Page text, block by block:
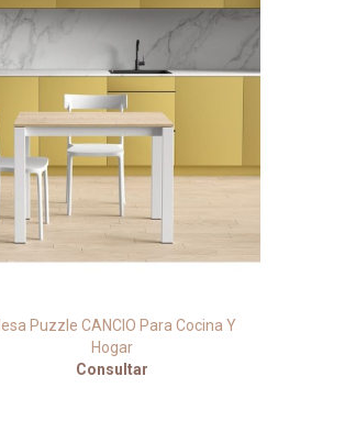
Puzzle CANCIO Para Cocina Y
Hogar
Consultar